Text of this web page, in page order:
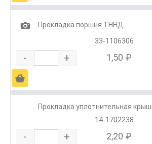
1
Прокладка поршня ТННД
33-1106306
- + 1,50 ₽
Ä
Прокладка уплотнительная
14-1702238
- + 2,20 ₽